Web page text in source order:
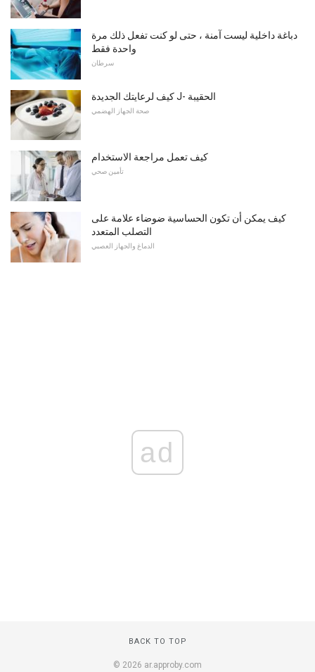
دباغة داخلية ليست آمنة ، حتى لو كنت تفعل ذلك مرة
واحدة فقط
سرطان
كيف لرعايتك الجديدة J- الحقيبة
صحة الجهاز الهضمي
كيف تعمل مراجعة الاستخدام
تأمين صحي
كيف يمكن أن تكون الحساسية ضوضاء علامة على
التصلب المتعدد
الدماغ والجهاز العصبي
ad
BACK TO TOP
© 2026 ar.approby.com